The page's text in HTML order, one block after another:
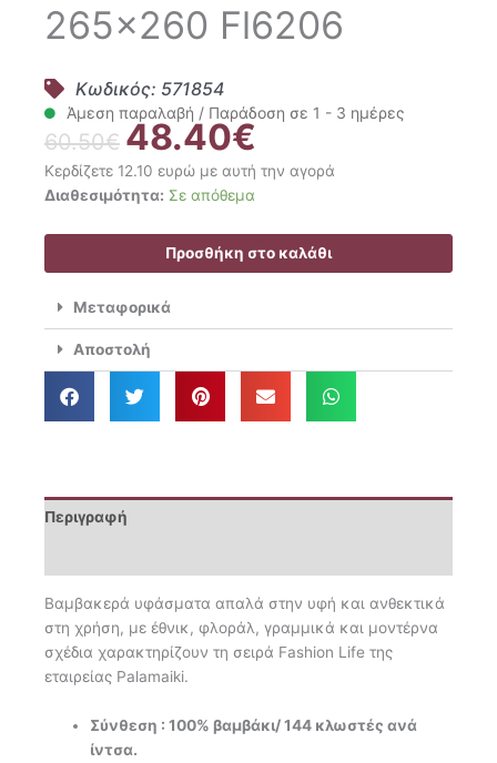
265×260 Fl6206
Κωδικός: 571854
Άμεση παραλαβή / Παράδοση σε 1 - 3 ημέρες
60.50€ Original
price
was:
60.50€.
48.40€
τρέχουσα
τιμή
48.40€.
Κερδίζετε 12.10 ευρώ με αυτή την αγορά
Διαθεσιμότητα: Σε απόθεμα
Palamaiki
King
265x260
Fl6206
Προσθήκη στο καλάθι
Μεταφορικά
Αποστολή
Περιγραφή
Βαμβακερά υφάσματα απαλά στην υφή και ανθεκτικά
στη χρήση, με έθνικ, φλοράλ, γραμμικά και μοντέρνα
σχέδια χαρακτηρίζουν τη σειρά Fashion Life της
εταιρείας Palamaiki.
Σύνθεση : 100% βαμβάκι/ 144 κλωστές ανά
ίντσα.